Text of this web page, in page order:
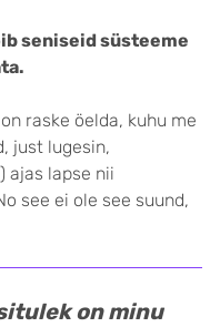
seniseid süsteeme
raske öelda, kuhu me
just lugesin,
ajas lapse nii
see ei ole see suund,
on minu